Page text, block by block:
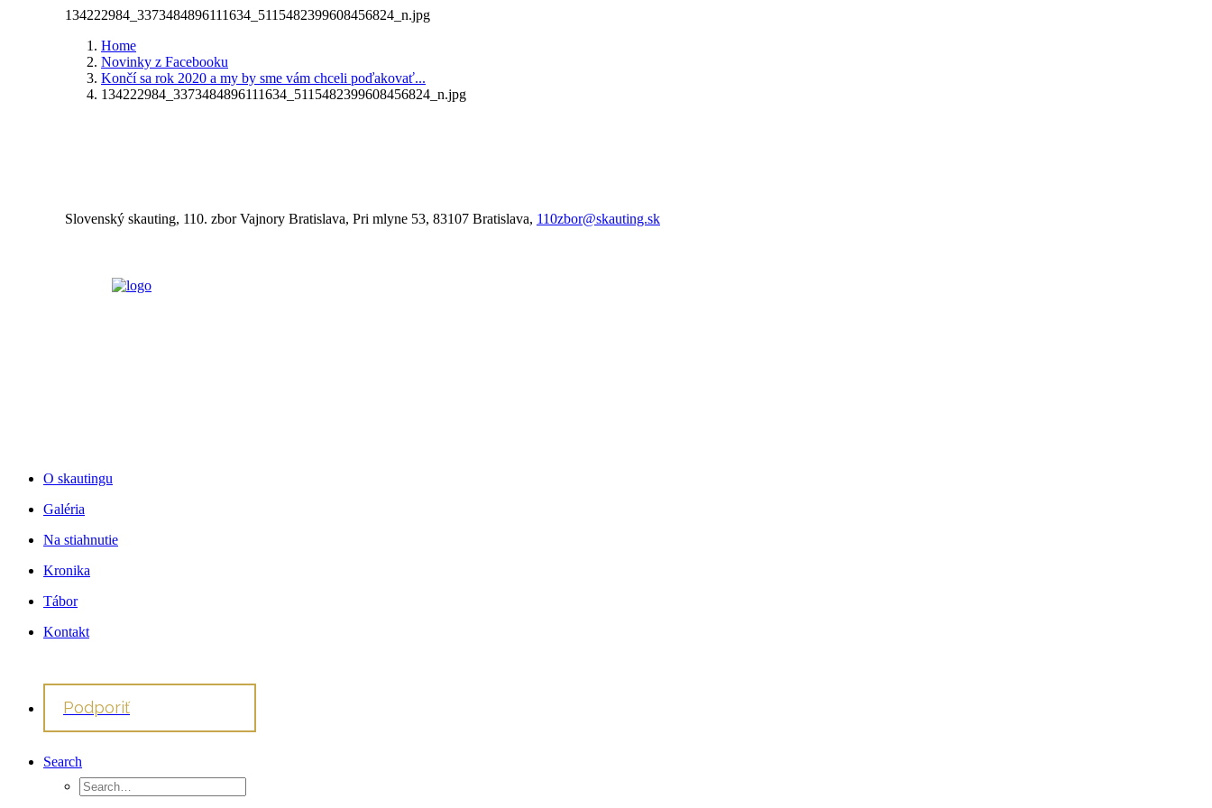
134222984_3373484896111634_5115482399608456824_n.jpg
Home
Novinky z Facebooku
Končí sa rok 2020 a my by sme vám chceli poďakovať...
134222984_3373484896111634_5115482399608456824_n.jpg
Slovenský skauting, 110. zbor Vajnory Bratislava, Pri mlyne 53, 83107 Bratislava, 110zbor@skauting.sk
O skautingu
Galéria
Na stiahnutie
Kronika
Tábor
Kontakt
Podporiť
Search